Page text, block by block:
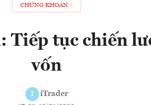
CHỨNG KHOÁN
Tiếp tục chiến
vốn
I iTrader